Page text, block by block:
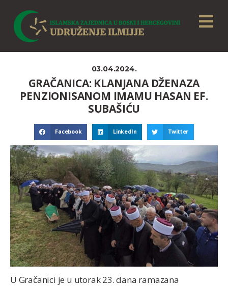
03.04.2024.
GRAČANICA: KLANJANA DŽENAZA
PENZIONISANOM IMAMU HASAN EF.
SUBAŠIĆU
Facebook LinkedIn Twitter
U Gračanici je u utorak 23. dana ramazana